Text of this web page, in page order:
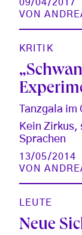
09/04/2017
VON
KRITIK
Tanzgala
Kein Zirkus,
Sprachen
13/05/2014
VON
LEUTE
Neue